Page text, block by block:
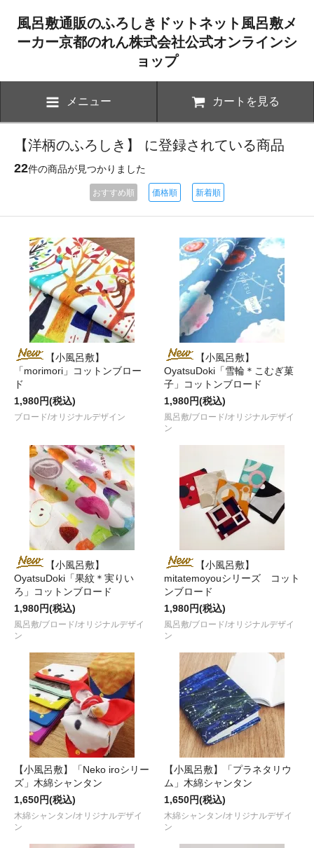
風呂敷通販のふろしきドットネット風呂敷メ
ーカー京都のれん株式会社公式オンラインシ
ョップ
メニュー カートを見る
【洋柄のふろしき】 に登録されている商品
22件の商品が見つかりました
おすすめ順 価格順 新着順
【小風呂敷】
「morimori」コットンブロー
ド
1,980円(税込)
ブロード/オリジナルデザイン
【小風呂敷】
OyatsuDoki「雪輪＊こむぎ菓
子」コットンブロード
1,980円(税込)
風呂敷/ブロード/オリジナルデザイ
ン
【小風呂敷】
OyatsuDoki「果紋＊実りい
ろ」コットンブロード
1,980円(税込)
風呂敷/ブロード/オリジナルデザイ
ン
【小風呂敷】
mitatemoyouシリーズ コット
ンブロード
1,980円(税込)
風呂敷/ブロード/オリジナルデザイ
ン
【小風呂敷】「Neko iroシリー
ズ」木綿シャンタン
1,650円(税込)
木綿シャンタン/オリジナルデザイ
ン
【小風呂敷】「プラネタリウ
ム」木綿シャンタン
1,650円(税込)
木綿シャンタン/オリジナルデザイ
ン